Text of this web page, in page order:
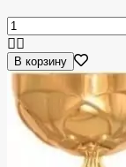
В корзину